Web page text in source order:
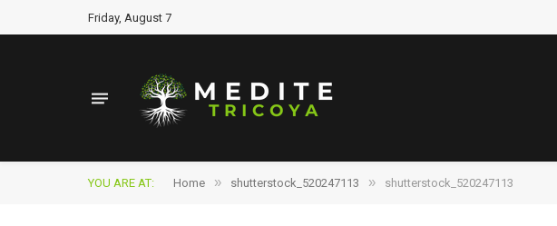
Friday, August 7
YOU ARE AT: Home » shutterstock_520247113 » shutterstock_520247113